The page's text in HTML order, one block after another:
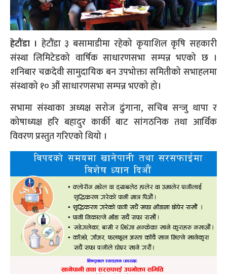
हेटौंडा । हेटौंडा ३ बसामाडीमा रहेको कृयाशिल कृषि सहकारी
संस्था लिमिटेडको वार्षिक साधारणसभा सम्पन्न भएको छ ।
शनिबार चक्रदेवी सामुदायिक बन उपभोक्ता समितीको सभाहलमा
संस्थाको १० औं साधारणसभा सम्पन्न भएको हो।
सभामा संस्थाका अध्यक्ष सरोज ढुंगाना, सचिब सन्जु थापा र
कोषाध्यक्ष हरि बहादुर कार्की बाट सांगठनिक तथा आर्थिक
विवरण प्रस्तुत गरिएको थियो ।